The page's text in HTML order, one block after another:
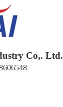
Co,. Ltd.